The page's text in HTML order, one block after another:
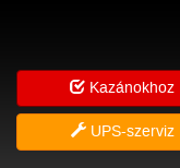
Kazánokhoz
UPS-szerviz